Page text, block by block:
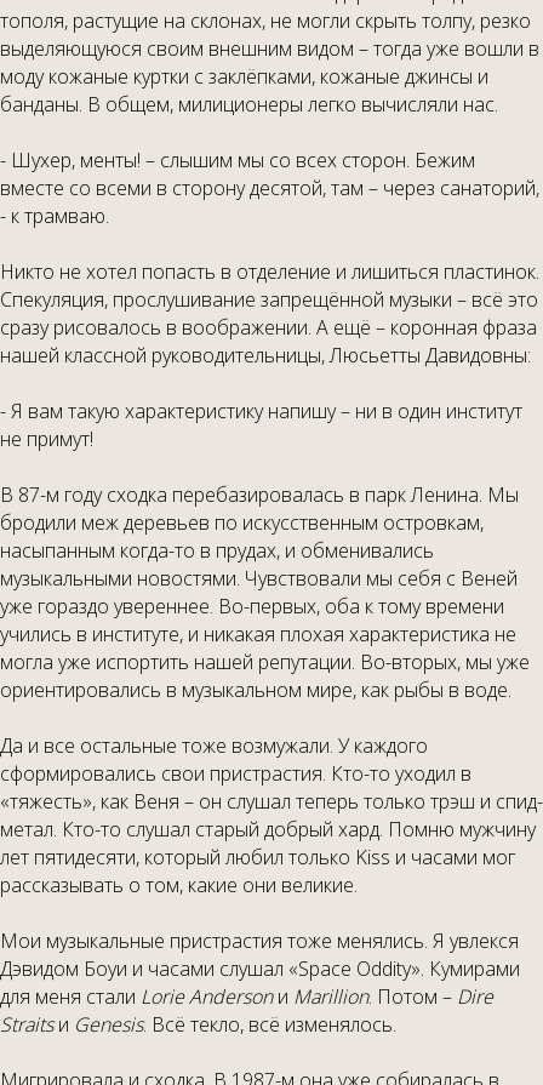
тополя, растущие на склонах, не могли скрыть толпу, резко
выделяющуюся своим внешним видом – тогда уже вошли в
моду кожаные куртки с заклёпками, кожаные джинсы и
банданы. В общем, милиционеры легко вычисляли нас.
- Шухер, менты! – слышим мы со всех сторон. Бежим
вместе со всеми в сторону десятой, там – через санаторий,
- к трамваю.
Никто не хотел попасть в отделение и лишиться пластинок.
Спекуляция, прослушивание запрещённой музыки – всё это
сразу рисовалось в воображении. А ещё – коронная фраза
нашей классной руководительницы, Люсьетты Давидовны:
- Я вам такую характеристику напишу – ни в один институт
не примут!
В 87-м году сходка перебазировалась в парк Ленина. Мы
бродили меж деревьев по искусственным островкам,
насыпанным когда-то в прудах, и обменивались
музыкальными новостями. Чувствовали мы себя с Веней
уже гораздо увереннее. Во-первых, оба к тому времени
учились в институте, и никакая плохая характеристика не
могла уже испортить нашей репутации. Во-вторых, мы уже
ориентировались в музыкальном мире, как рыбы в воде.
Да и все остальные тоже возмужали. У каждого
сформировались свои пристрастия. Кто-то уходил в
«тяжесть», как Веня – он слушал теперь только трэш и спид-
метал. Кто-то слушал старый добрый хард. Помню мужчину
лет пятидесяти, который любил только Kiss и часами мог
рассказывать о том, какие они великие.
Мои музыкальные пристрастия тоже менялись. Я увлекся
Дэвидом Боуи и часами слушал «Space Oddity». Кумирами
для меня стали Lorie Andersonи Marillion. Потом – Dire
Straitsи Genesis. Всё текло, всё изменялось.